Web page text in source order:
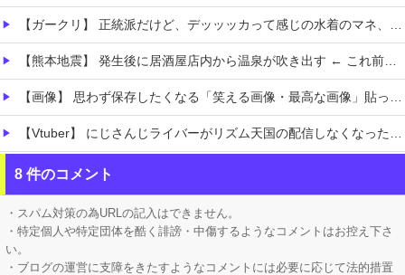
【ガークリ】 正統派だけど、デッッッカって感じの水着のマネ、ラファエ口、セッシュウへの反応！！！
【熊本地震】 発生後に居酒屋店内から温泉が吹き出す ← これ前触れじゃね？
【画像】 思わず保存したくなる「笑える画像・最高な画像」貼っていけｗｗｗｗｗ
【Vtuber】 にじさんじライバーがリズム天国の配信しなくなったけど何かあったのか？「やってる人いるよ、タイミング的にRUST・あらなみ・パワプロがメインだったし」
【画像】 ヘソ出しJKさん、股間の方まで見えてしまうｗｗｗｗｗｗｗｗｗ
ホロライブ「さくらみこ」妹にしたいと可愛がっていた後輩の水宮枢「みこ先輩怖かった」ゲスト出演したスバルの小屋で暴露！野うさぎ可哀想と怒る
8 件のコメント
・スパム対策の為URLの記入はできません。
・特定個人や特定団体を酷く誹謗・中傷するようなコメントはお控え下さ
い。
・ブログの運営に支障をきたすようなコメントには必要に応じて法的措置